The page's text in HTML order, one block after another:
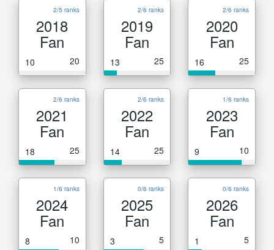
2/5 ranks
2018
Fan
10 20
2/6 ranks
2019
Fan
13 25
2/6 ranks
2020
Fan
16 25
2/6 ranks
2021
Fan
18 25
2/6 ranks
2022
Fan
14 25
1/6 ranks
2023
Fan
9 10
1/6 ranks
2024
Fan
8 10
0/6 ranks
2025
Fan
3 5
0/6 ranks
2026
Fan
1 5